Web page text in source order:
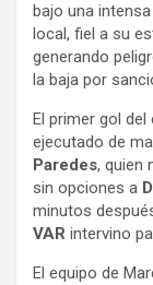
bajo una
local, fiel a su
generando
la baja por
El primer gol
ejecutado de
Paredes, quien
sin opciones a
minutos
VAR intervino
El equipo de